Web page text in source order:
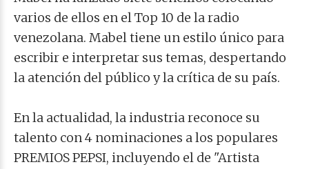
varios de ellos en el Top 10 de la radio
venezolana. Mabel tiene un estilo único para
escribir e interpretar sus temas, despertando
la atención del público y la crítica de su país.
En la actualidad, la industria reconoce su
talento con 4 nominaciones a los populares
PREMIOS PEPSI, incluyendo el de "Artista